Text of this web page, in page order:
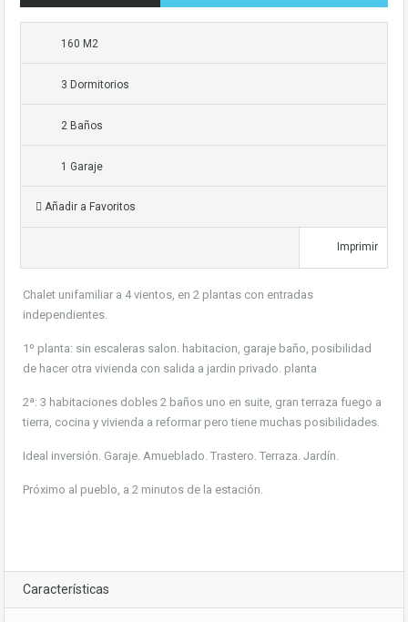
160 M2
3 Dormitorios
2 Baños
1 Garaje
Añadir a Favoritos
Imprimir
Chalet unifamiliar a 4 vientos, en 2 plantas con entradas
independientes.
1º planta: sin escaleras salon. habitacion, garaje baño, posibilidad
de hacer otra vivienda con salida a jardin privado. planta
2ª: 3 habitaciones dobles 2 baños uno en suite, gran terraza fuego a
tierra, cocina y vivienda a reformar pero tiene muchas posibilidades.
Ideal inversión. Garaje. Amueblado. Trastero. Terraza. Jardín.
Próximo al pueblo, a 2 minutos de la estación.
Características